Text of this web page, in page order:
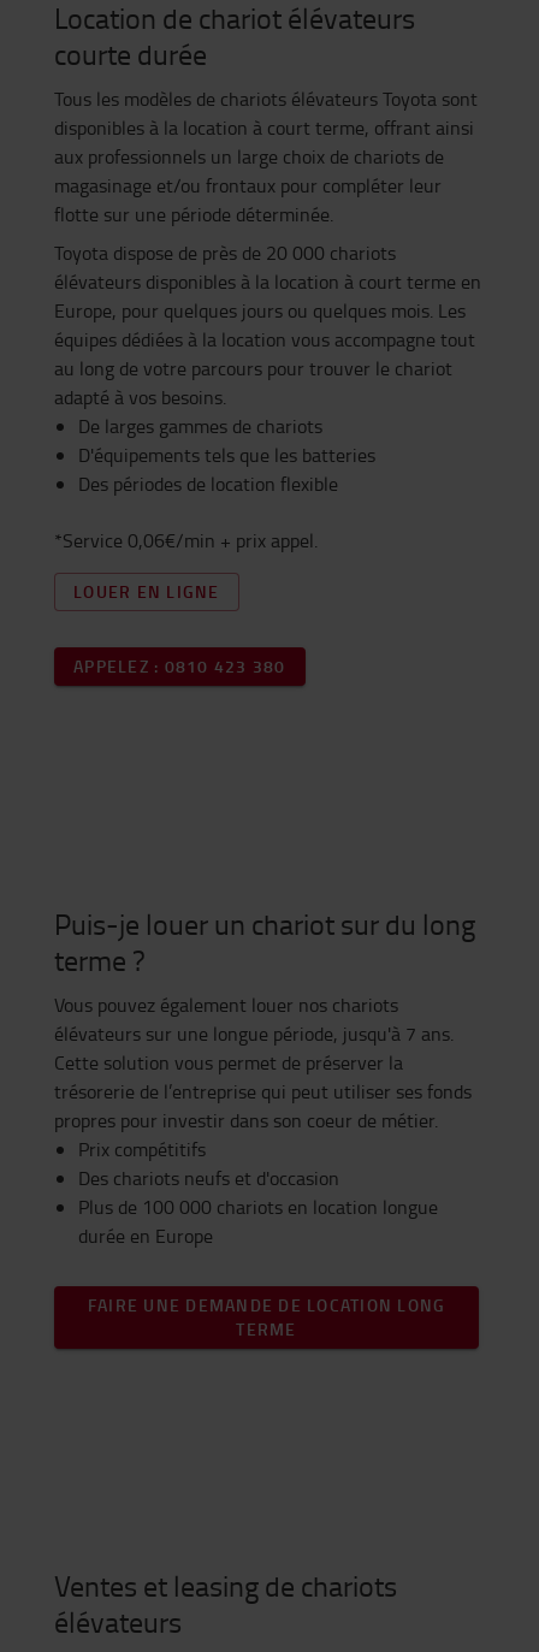
Location de chariot élévateurs
courte durée
Tous les modèles de chariots élévateurs Toyota sont
disponibles à la location à court terme, offrant ainsi
aux professionnels un large choix de chariots de
magasinage et/ou frontaux pour compléter leur
flotte sur une période déterminée.
Toyota dispose de près de 20 000 chariots
élévateurs disponibles à la location à court terme en
Europe, pour quelques jours ou quelques mois. Les
équipes dédiées à la location vous accompagne tout
au long de votre parcours pour trouver le chariot
adapté à vos besoins.
De larges gammes de chariots
D'équipements tels que les batteries
Des périodes de location flexible
*Service 0,06€/min + prix appel.
LOUER EN LIGNE
APPELEZ : 0810 423 380
Puis-je louer un chariot sur du long
terme ?
Vous pouvez également louer nos chariots
élévateurs sur une longue période, jusqu'à 7 ans.
Cette solution vous permet de préserver la
trésorerie de l’entreprise qui peut utiliser ses fonds
propres pour investir dans son coeur de métier.
Prix compétitifs
Des chariots neufs et d'occasion
Plus de 100 000 chariots en location longue
durée en Europe
FAIRE UNE DEMANDE DE LOCATION LONG
TERME
Ventes et leasing de chariots
élévateurs